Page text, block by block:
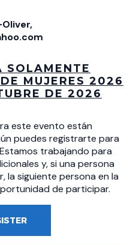
SOLAMENTE
MUJERES 2026
DE 2026
este evento están
puedes registrarte para
trabajando para
y, si una persona
la siguiente persona en la
de participar.